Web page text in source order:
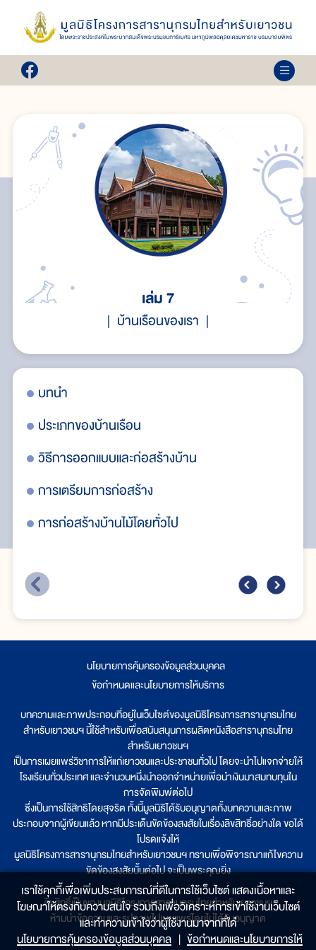
เล่ม 7
บ้านเรือนของเรา
บทนำ
ประเภทของบ้านเรือน
วิธีการออกแบบและก่อสร้างบ้าน
การเตรียมการก่อสร้าง
การก่อสร้างบ้านไม้โดยทั่วไป
นโยบายการคุ้มครองข้อมูลส่วนบุคคล
ข้อกำหนดและนโยบายการให้บริการ
บทความและภาพประกอบที่อยู่ในเว็บไซต์ของมูลนิธิโครงการสารานุกรมไทย
สำหรับเยาวชนฯ นี้ใช้สำหรับเพื่อสนับสนุนการผลิตหนังสือสารานุกรมไทย
สำหรับเยาวชนฯ
เป็นการเผยแพร่วิชาการให้แก่เยาวชนและประชาชนทั่วไป โดยจะนำไปแจกจ่ายให้
โรงเรียนทั่วประเทศ และจำนวนหนึ่งนำออกจำหน่ายเพื่อนำเงินมาสมทบทุนใน
การจัดพิมพ์ต่อไป
ซึ่งเป็นการใช้สิทธิโดยสุจริต ทั้งนี้มูลนิธิได้รับอนุญาตทั้งบทความและภาพ
ประกอบจากผู้เขียนแล้ว หากมีประเด็นขัดข้องสงสัยในเรื่องลิขสิทธิ์อย่างใด ขอได้
โปรดแจ้งให้
มูลนิธิโครงการสารานุกรมไทยสำหรับเยาวชนฯ ทราบเพื่อพิจารณาแก้ไขความ
ขัดข้องสงสัยนั้นต่อไป จะเป็นพระคุณยิ่ง
ลิขสิทธิ์เป็นของมูลนิธิโครงการสารานุกรมไทยสำหรับเยาวชนฯ
ห้ามนำข้อความและรูปภาพไปเผยแพร่โดยไม่ได้รับอนุญาต
เราใช้คุกกี้เพื่อเพิ่มประสบการณ์ที่ดีในการใช้เว็บไซต์ แสดงเนื้อหาและ
โฆษณาให้ตรงกับความสนใจ รวมถึงเพื่อวิเคราะห์การเข้าใช้งานเว็บไซต์
และทำความเข้าใจว่าผู้ใช้งานมาจากที่ใด๋
นโยบายการคุ้มครองข้อมูลส่วนบุคคล | ข้อกำหนดและนโยบายการให้